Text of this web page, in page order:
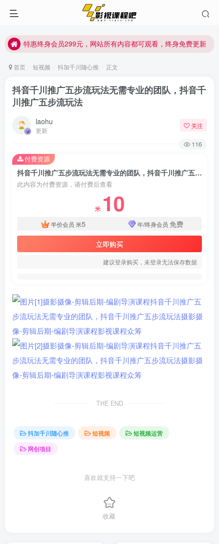
特惠终身会员299元，网站所有内容都可观看，终身免费更新
特惠终身会员299元，网站所有内容都可观看，终身免费更新
首页 短视频 抖加千川随心推 正文
抖音千川推广五步流玩法无需专业的团队，抖音千
川推广五步流玩法
laohu
更新
关注
116
抖音千川推广五步流玩法无需专业的团队，抖音千川推广五步流玩法
此内容为付费资源，请付费后查看
米 10
半价会员 米5 年/终身会员 免费
立即购买
建议登录购买，未登录无法保存数据
付费资源
THE END
抖加千川随心推 短视频
短视频运营
网创项目
喜欢就支持一下吧
收藏